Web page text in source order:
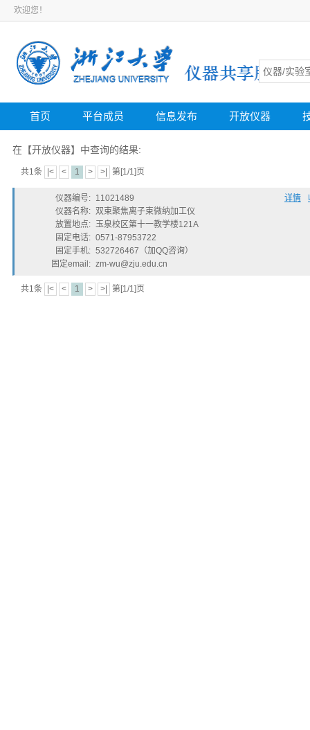
欢迎您！
首页 平台成员 信息发布 开放仪器
在【开放仪器】中查询的结果:
共1条 |< < 1 > >| 第[1/1]页
仪器编号: 11021489
详情
仪器名称: 双束聚焦离子束微纳加工仪
放置地点: 玉泉校区第十一教学楼121A
固定电话: 0571-87953722
固定手机: 532726467（加QQ咨询）
固定email: zm-wu@zju.edu.cn
共1条 |< < 1 > >| 第[1/1]页